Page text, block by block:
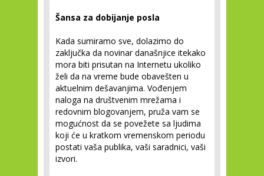
Šansa za dobijanje posla
Kada sumiramo sve, dolazimo do
zaključka da novinar današnjice itekako
mora biti prisutan na Internetu ukoliko
želi da na vreme bude obavešten u
aktuelnim dešavanjima. Vođenjem
naloga na društvenim mrežama i
redovnim blogovanjem, pruža vam se
mogućnost da se povežete sa ljudima
koji će u kratkom vremenskom periodu
postati vaša publika, vaši saradnici, vaši
izvori.